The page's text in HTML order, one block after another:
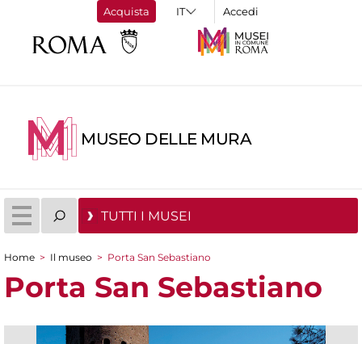
Acquista Accedi
MUSEO DELLE MURA
TUTTI I MUSEI
Tu sei qui
Home > Il museo > Porta San Sebastiano
Porta San Sebastiano